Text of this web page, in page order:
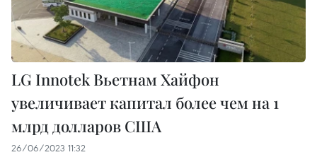
LG Innotek Вьетнам Хайфон
увеличивает капитал более чем на 1
млрд долларов США
26/06/2023 11:32